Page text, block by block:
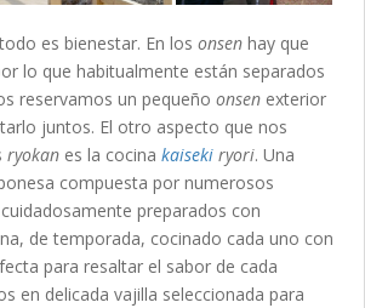
todo es bienestar. En los onsen hay que
lo que habitualmente están separados
reservamos un pequeño onsen exterior
juntos. El otro aspecto que nos
ryokan es la cocina kaiseki ryori. Una
compuesta por numerosos
preparados con
de temporada, cocinado cada uno con
para resaltar el sabor de cada
en delicada vajilla seleccionada para